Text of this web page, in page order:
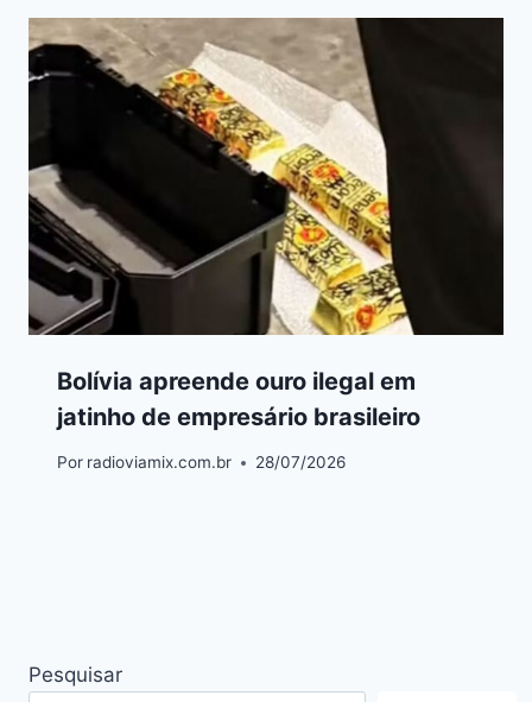
Bolívia apreende ouro ilegal em
jatinho de empresário brasileiro
Por radioviamix.com.br 28/07/2026
Pesquisar